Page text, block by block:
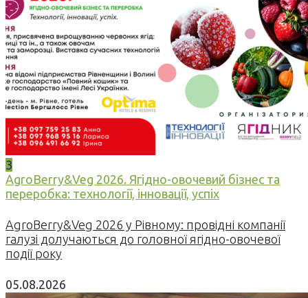
3
AgroBerry&Veg 2026. Ягідно-овочевий бізнес та
переробка: технології, інновації, успіх
AgroBerry&Veg 2026 у Рівному: провідні компанії
галузі долучаються до головної ягідно-овочевої
події року
05.08.2026